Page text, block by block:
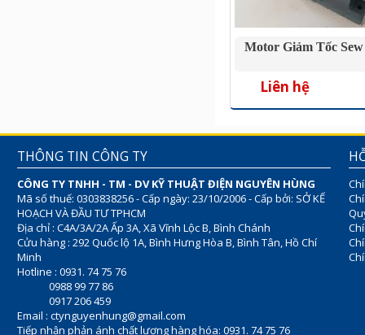
Motor Giảm Tốc Sew
Liên hệ
THÔNG TIN CÔNG TY
CÔNG TY TNHH - TM - DV KỸ THUẬT ĐIỆN NGUYÊN HÙNG
Mã số thuế: 0303838256 - Cấp ngày: 23/10/2006 - Cấp bởi: SỞ KẾ
HOẠCH VÀ ĐẦU TƯ TPHCM
Địa chỉ : C4A/3A/2A Ấp 3A, Xã Vĩnh Lộc B, Bình Chánh
Cửu hàng : 292 Quốc lộ 1A, Bình Hưng Hòa B, Bình Tân, Hồ Chí
Minh
Hotline : 0931. 74 75 76
0988 99 77 86
0917 206 459
Email : ctynguyenhung@gmail.com
Tiếp nhận phản ánh chất lượng hàng hóa: 0931. 74 75 76